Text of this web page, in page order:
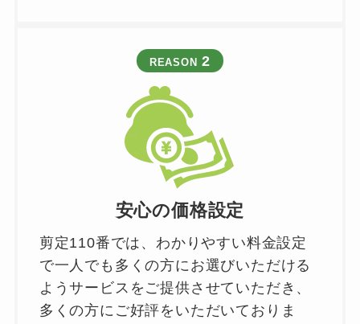
REASON 2
安心の価格設定
剪定110番では、わかりやすい料金設定
で一人でも多くの方にお選びいただける
ようサービスをご提供させていただき、
多くの方にご好評をいただいておりま